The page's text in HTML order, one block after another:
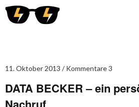
11. Oktober 2013 Kommentare 3
DATA BECKER – ein